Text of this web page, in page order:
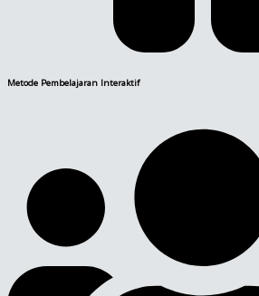
Metode Pembelajaran Interaktif